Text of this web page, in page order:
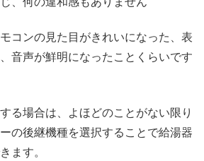
コンの見た目がきれいになった、表
音声が鮮明になったことくらいです
る場合は、よほどのことがない限り
の後継機種を選択することで給湯器
ます。